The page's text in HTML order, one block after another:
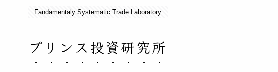
Fandamentaly Systematic Trade Laboratory
プリンス投資研究所